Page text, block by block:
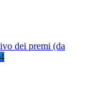
dei premi (da
4